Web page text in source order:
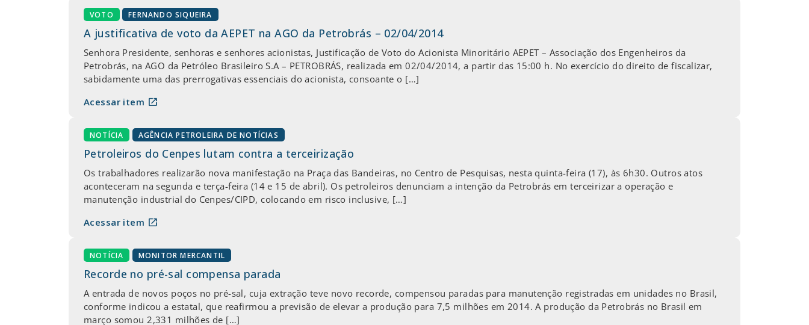
VOTO FERNANDO SIQUEIRA
A justificativa de voto da AEPET na AGO da Petrobrás – 02/04/2014
Senhora Presidente, senhoras e senhores acionistas, Justificação de Voto do Acionista Minoritário AEPET – Associação dos Engenheiros da
Petrobrás, na AGO da Petróleo Brasileiro S.A – PETROBRÁS, realizada em 02/04/2014, a partir das 15:00 h. No exercício do direito de fiscalizar,
sabidamente uma das prerrogativas essenciais do acionista, consoante o […]
Acessar item open_in_new
NOTÍCIA AGÊNCIA PETROLEIRA DE NOTÍCIAS
Petroleiros do Cenpes lutam contra a terceirização
Os trabalhadores realizarão nova manifestação na Praça das Bandeiras, no Centro de Pesquisas, nesta quinta-feira (17), às 6h30. Outros atos
aconteceram na segunda e terça-feira (14 e 15 de abril). Os petroleiros denunciam a intenção da Petrobrás em terceirizar a operação e
manutenção industrial do Cenpes/CIPD, colocando em risco inclusive, […]
Acessar item open_in_new
NOTÍCIA MONITOR MERCANTIL
Recorde no pré-sal compensa parada
A entrada de novos poços no pré-sal, cuja extração teve novo recorde, compensou paradas para manutenção registradas em unidades no Brasil,
conforme indicou a estatal, que reafirmou a previsão de elevar a produção para 7,5 milhões em 2014. A produção da Petrobrás no Brasil em
março somou 2,331 milhões de […]